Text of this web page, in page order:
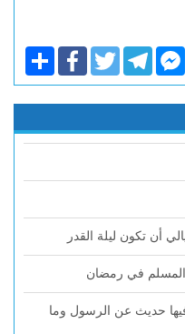
ShareFacebookTwitterTelegramFacebook
Messenger
المسلم في رمضان
حديث عن الرسول وما